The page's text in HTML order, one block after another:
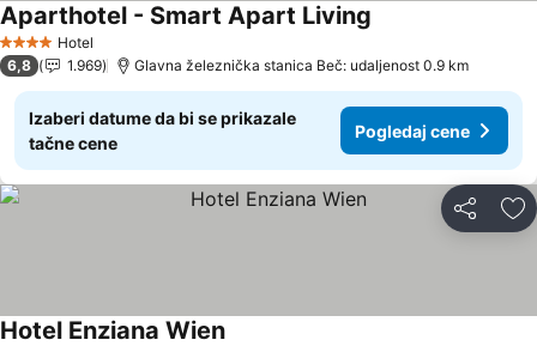
4 ZvezdiceHotel
Aparthotel - Smart Apart Living
6,8 1.969 Glavna železnička stanica Beč: udaljenost 0.9 km
Izaberi datume da bi se prikazale
tačne cene
Pogledaj cene
Deli
Hotel Enziana Wien